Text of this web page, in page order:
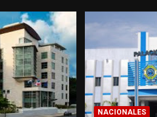
NACIONALES